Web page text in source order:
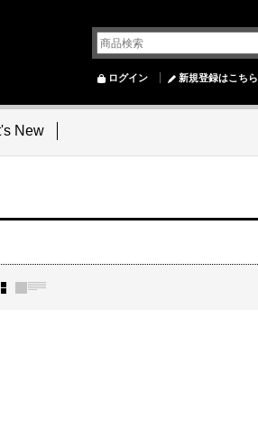
ログイン 新規登録はこちら
New